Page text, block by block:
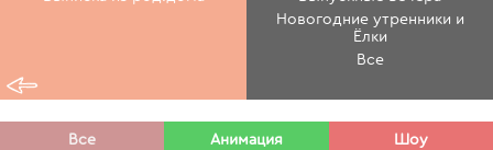
Новогодние утренники и
Ёлки
Все
Все Анимация
Шоу